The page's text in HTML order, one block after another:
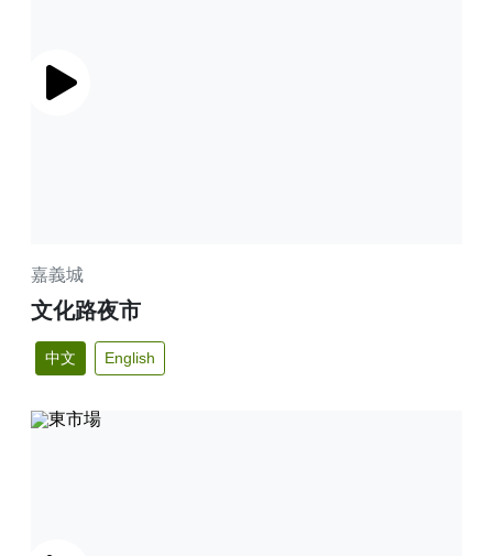
嘉義城
文化路夜市
中文 English